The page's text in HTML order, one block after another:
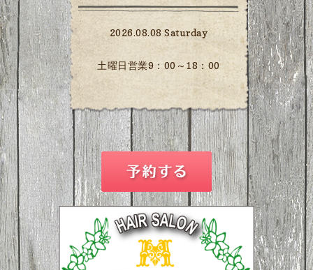
2026.08.08 Saturday
土曜日営業9：00～18：00